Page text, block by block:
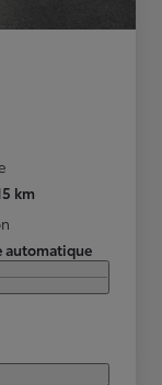
km
automatique